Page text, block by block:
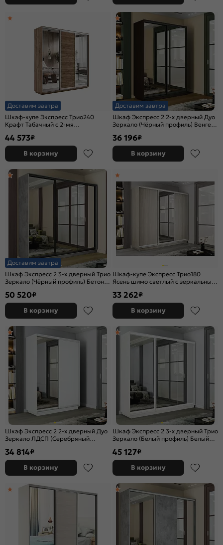
Доставим завтра
Шкаф-купе Экспресс Трио240
Крафт Табачный с 2-мя
44 573₽
В корзину
Доставим завтра
Шкаф Экспресс 2 2-х дверный Дуо
Зеркало (Чёрный профиль) Венге
36 196₽
В корзину
Доставим завтра
Шкаф Экспресс 2 3-х дверный Трио
Зеркало (Чёрный профиль) Бетон
50 520₽
В корзину
Шкаф-купе Экспресс Трио180
Ясень шимо светлый с зеркальным
33 262₽
В корзину
Шкаф Экспресс 2 2-х дверный Дуо
Зеркало ЛДСП (Серебряный
1400x2400x450
34 814₽
В корзину
Шкаф Экспресс 2 3-х дверный Трио
Зеркало (Белый профиль) Белый
45 127₽
В корзину